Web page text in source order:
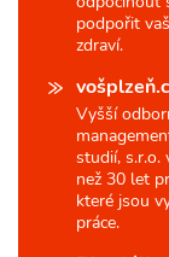
podpořit
zdraví.
Vyšší
studií, s.r.o.
než 30 let
které jsou
práce.